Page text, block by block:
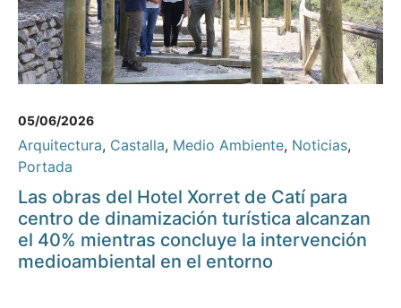
05/06/2026
Arquitectura, Castalla, Medio Ambiente, Noticias,
Portada
Las obras del Hotel Xorret de Catí para
centro de dinamización turística alcanzan
el 40% mientras concluye la intervención
medioambiental en el entorno